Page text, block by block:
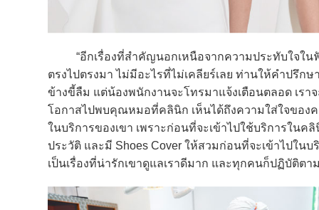
“อีกเรื่องที่สำคัญนอกเหนือจากความประทับใจใน
ตรงไปตรงมา ไม่มีอะไรที่ไม่เคลียร์เลย ท่านให้คำปรึก
ข้างขี้ลืม แต่น้องพนักงานจะโทรมาแจ้งเตือนตลอด เรา
โอกาสไปพบคุณหมอที่คลินิก เห็นได้ถึงความใส่ใจของค
ในบริการของเขา เพราะก่อนที่จะเข้าไปใช้บริการใน
ประวัติ และมี Shoes Cover ให้สวมก่อนที่จะเข้าไปใ
เป็นเรื่องที่น่ารักเขาดูแลเราดีมาก และทุกคนก็ปฏิบัติตา